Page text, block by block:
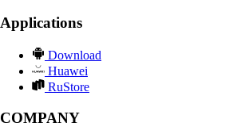
Applications
Download
Huawei
RuStore
COMPANY